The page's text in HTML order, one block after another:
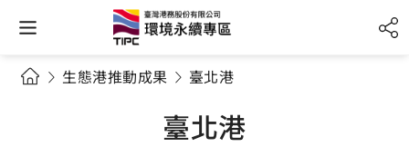
生態港推動成果 臺北港
臺北港